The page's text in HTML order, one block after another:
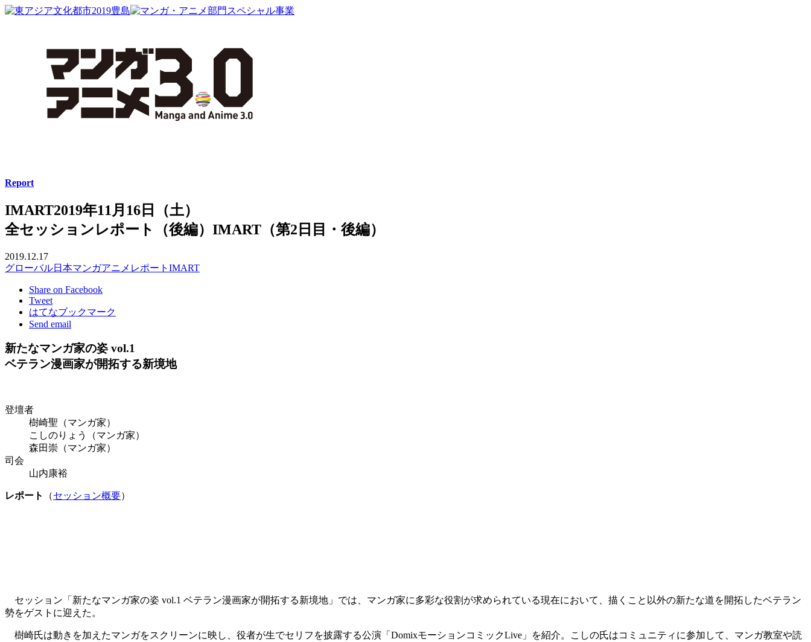
Report
IMART2019年11月16日（土）
全セッションレポート（後編） IMART（第2日目・後編）
2019.12.17
グローバル日本マンガアニメ レポート IMART
Share on Facebook
Tweet
はてなブックマーク
Send email
新たなマンガ家の姿 vol.1
ベテラン漫画家が開拓する新境地
登壇者
樹崎聖（マンガ家）
こしのりょう（マンガ家）
森田崇（マンガ家）
司会
山内康裕
レポート （セッション概要）
セッション「新たなマンガ家の姿 vol.1 ベテラン漫画家が開拓する新境地」では、マンガ家に多彩な役割が求められている現在において、描くこと以外の新たな道を開拓したベテラン
勢をゲストに迎えた。
樹崎氏は動きを加えたマンガをスクリーンに映し、役者が生でセリフを披露する公演「DomixモーションコミックLive」を紹介。こしの氏はコミュニティに参加して、マンガ教室や読